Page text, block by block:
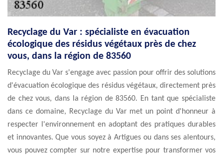
Recyclage du Var : spécialiste en évacuation
écologique des résidus végétaux près de chez
vous, dans la région de 83560
Recyclage du Var s'engage avec passion pour offrir des solutions
d'évacuation écologique des résidus végétaux, directement près
de chez vous, dans la région de 83560. En tant que spécialiste
dans ce domaine, Recyclage du Var met un point d'honneur à
respecter l'environnement en adoptant des pratiques durables
et innovantes. Que vous soyez à Artigues ou dans ses alentours,
vous pouvez compter sur notre expertise pour transformer vos